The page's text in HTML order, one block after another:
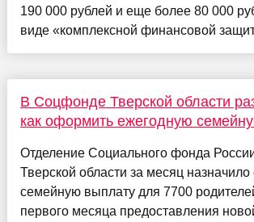
190 000 рублей и еще более 80 000
виде «комплексной финансовой
В Соцфонде Тверской области
как оформить ежегодную
Отделение Социального фонда
Тверской области за месяц
семейную выплату для 7700
первого месяца предоставления